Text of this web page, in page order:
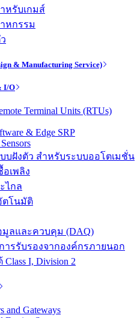
หรับเกมส์
หกรรม
& Manufacturing Service)
I/O
Terminal Units (RTUs)
& Edge SRP
บฝังตัว สำหรับระบบออโตเมชั่น
อเพลิง
ไกล
ตโนมัติ
ลและควบคุม (DAQ)
รรับรองจากองค์กรภายนอก
I, Division 2
and Gateways